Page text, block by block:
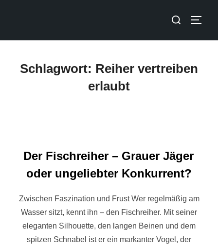
Schlagwort: Reiher vertreiben
erlaubt
Der Fischreiher – Grauer Jäger
oder ungeliebter Konkurrent?
Zwischen Faszination und Frust Wer regelmäßig am
Wasser sitzt, kennt ihn – den Fischreiher. Mit seiner
eleganten Silhouette, den langen Beinen und dem
spitzen Schnabel ist er ein markanter Vogel, der